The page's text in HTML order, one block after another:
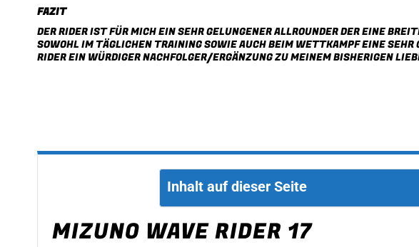
FAZIT
DER RIDER IST FÜR MICH EIN SEHR GELUNGENER ALLROUNDER DER EINE
SOWOHL IM TÄGLICHEN TRAINING SOWIE AUCH BEIM WETTKAMPF EINE
RIDER EIN WÜRDIGER NACHFOLGER/ERGÄNZUNG ZU MEINEM BISHERIGEN
Inhalt auf dieser Seite
MIZUNO WAVE RIDER 17